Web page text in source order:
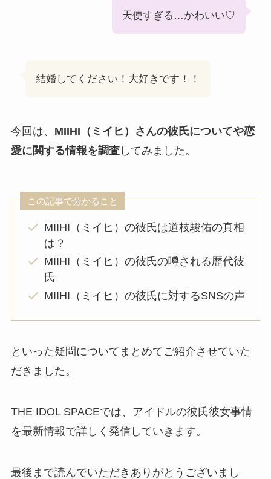
天使すぎる…かわいい♡
結婚してください！大好きです！！
今回は、 MIIHI（ミイヒ）さんの彼氏についてや恋
愛に関する情報を調査してみました。
この記事で分かること
MIIHI（ミイヒ）の彼氏は道枝駿佑の真相
は？
MIIHI（ミイヒ）の彼氏の噂される歴代彼
氏
MIIHI（ミイヒ）の彼氏に対するSNSの声
といった疑問についてまとめてご紹介させていた
だきました。
THE IDOL SPACEでは、アイドルの彼氏彼女事情
を最新情報で詳しく発信していきます。
最後まで読んでいただきありがとうございまし